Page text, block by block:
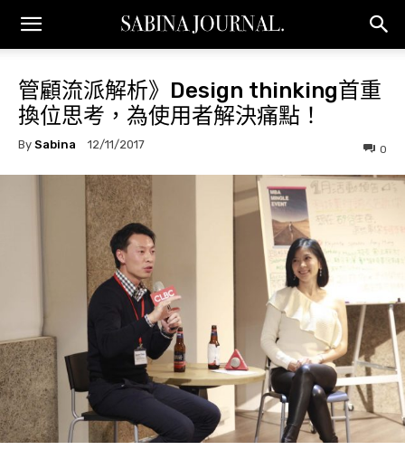
管顧流派解析》Design thinking首重
換位思考，為使用者解決痛點！
By Sabina 12/11/2017 0